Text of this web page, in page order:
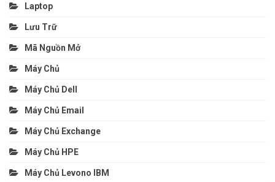
Laptop
Lưu Trữ
Mã Nguồn Mở
Máy Chủ
Máy Chủ Dell
Máy Chủ Email
Máy Chủ Exchange
Máy Chủ HPE
Máy Chủ Levono IBM